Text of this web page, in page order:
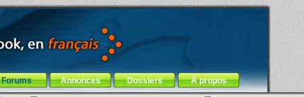
Forums Annonces Dossiers À propos